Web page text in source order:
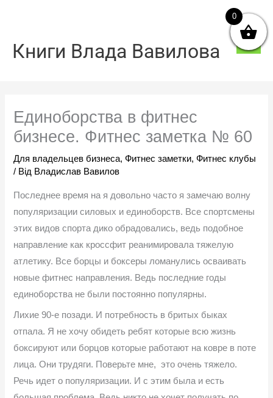
Книги Влада Вавилова
Единоборства в фитнес
бизнесе. Фитнес заметка № 60
Для владельцев бизнеса,Фитнес заметки,Фитнес клубы
/ Від Владислав Вавилов
Последнее время на я довольно часто я замечаю волну
популяризации силовых и единоборств. Все спортсмены
этих видов спорта дико обрадовались, ведь подобное
направление как кроссфит реанимировала тяжелую
атлетику. Все борцы и боксеры ломанулись осваивать
новые фитнес направления. Ведь последние годы
единоборства не были постоянно популярны.
Лихие 90-е позади. И потребность в бритых быках
отпала. Я не хочу обидеть ребят которые всю жизнь
боксируют или борцов которые работают на ковре в поте
лица. Они трудяги. Поверьте мне, это очень тяжело.
Речь идет о популяризации. И с этим была и есть
0